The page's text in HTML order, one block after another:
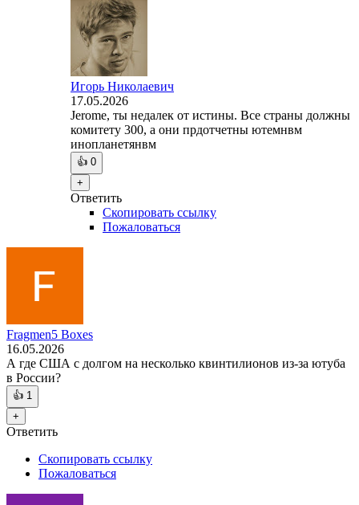
Игорь Николаевич
17.05.2026
Jerome, ты недалек от истины. Все страны должны
комитету 300, а они прдотчетны ютемнвм
инопланетянвм
👍 0
+
Ответить
Скопировать ссылку
Пожаловаться
Fragmen5 Boxes
16.05.2026
А где США с долгом на несколько квинтилионов из-за ютуба
в России?
👍 1
+
Ответить
Скопировать ссылку
Пожаловаться